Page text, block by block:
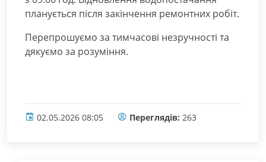
планується після закінчення ремонтних робіт.
Перепрошуємо за тимчасові незручності та
дякуємо за розуміння.
02.05.2026 08:05 Переглядів: 263